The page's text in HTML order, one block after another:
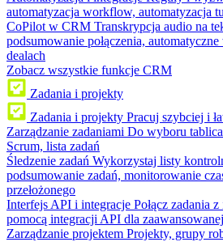
automatyzacja workflow, automatyzacja
CoPilot w CRM Transkrypcja audio na
podsumowanie połączenia,
dealach
Zobacz wszystkie funkcje CRM
Zadania i projekty
Zadania i projekty Pracuj szybciej i
Zarządzanie zadaniami Do wyboru
Scrum, lista zadań
Śledzenie zadań Wykorzystaj listy
podsumowanie zadań, monitorowanie
przełożonego
Interfejs API i integracje Połącz zadania
pomocą integracji API dla
Zarządzanie projektem Projekty, grupy